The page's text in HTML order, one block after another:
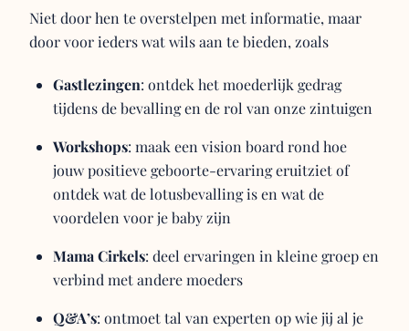
Niet door hen te overstelpen met informatie, maar
door voor ieders wat wils aan te bieden, zoals
Gastlezingen: ontdek het moederlijk gedrag
tijdens de bevalling en de rol van onze zintuigen
Workshops: maak een vision board rond hoe
jouw positieve geboorte-ervaring eruitziet of
ontdek wat de lotusbevalling is en wat de
voordelen voor je baby zijn
Mama Cirkels: deel ervaringen in kleine groep en
verbind met andere moeders
Q&A’s: ontmoet tal van experten op wie jij al je